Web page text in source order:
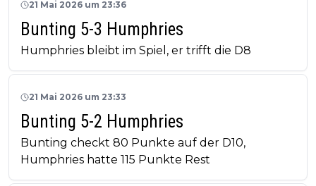
21 Mai 2026 um 23:36
Bunting 5-3 Humphries
Humphries bleibt im Spiel, er trifft die D8
21 Mai 2026 um 23:33
Bunting 5-2 Humphries
Bunting checkt 80 Punkte auf der D10,
Humphries hatte 115 Punkte Rest